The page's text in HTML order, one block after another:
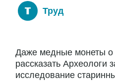
Труд
Даже медные монеты о
рассказать Археологи
исследование